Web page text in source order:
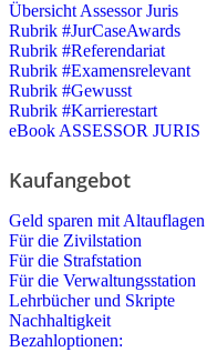
Übersicht Assessor Juris
Rubrik #JurCaseAwards
Rubrik #Referendariat
Rubrik #Examensrelevant
Rubrik #Gewusst
Rubrik #Karrierestart
eBook ASSESSOR JURIS
Kaufangebot
Geld sparen mit Altauflagen
Für die Zivilstation
Für die Strafstation
Für die Verwaltungsstation
Lehrbücher und Skripte
Nachhaltigkeit
Bezahloptionen: